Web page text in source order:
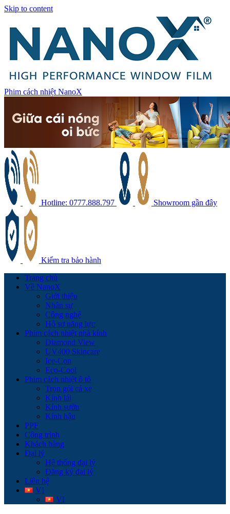
Skip to content
Phim cách nhiệt NanoX
Hotline: 0777.888.797 Showroom gần đây
Kiểm tra bảo hành
Trang chủ
Về NanoX
Giới thiệu
Nhân sự
Công nghệ
Hồ sơ năng lực
Phim cách nhiệt nhà kính
Diamond View
UV400 Skincare
Ice-Con
Eco-Cool
Phim cách nhiệt ô tô
Trọn gói cả xe
Kính lái
Kính sườn
Kính hậu
PPF
Công trình
Khách hàng
Đại lý
Hệ thống đại lý
Đăng ký đại lý
Liên hệ
VI
VI